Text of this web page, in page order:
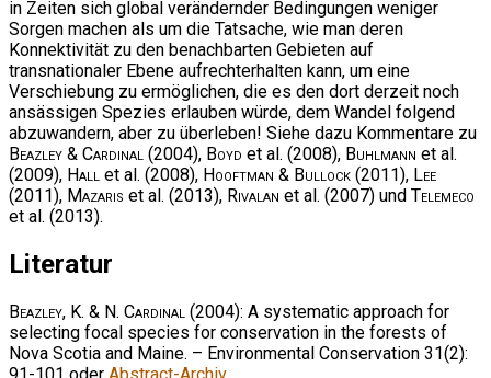
in Zeiten sich global verändernder Bedingungen weniger
Sorgen machen als um die Tatsache, wie man deren
Konnektivität zu den benachbarten Gebieten auf
transnationaler Ebene aufrechterhalten kann, um eine
Verschiebung zu ermöglichen, die es den dort derzeit noch
ansässigen Spezies erlauben würde, dem Wandel folgend
abzuwandern, aber zu überleben! Siehe dazu Kommentare zu
Beazley & Cardinal (2004), Boyd et al. (2008), Buhlmann et al.
(2009), Hall et al. (2008), Hooftman & Bullock (2011), Lee
(2011), Mazaris et al. (2013), Rivalan et al. (2007) und Telemeco
et al. (2013).
Literatur
Beazley, K. & N. Cardinal (2004): A systematic approach for
selecting focal species for conservation in the forests of
Nova Scotia and Maine. – Environmental Conservation 31(2):
91-101 oder Abstract-Archiv.